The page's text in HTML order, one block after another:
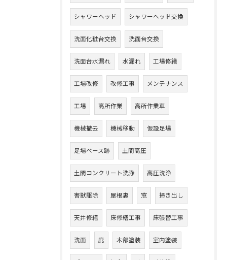
シャワーヘッド シャワーヘッド交換
洗面化粧台交換 洗面台交換
洗面台水漏れ 水漏れ 工場修繕
工場改修 改修工事 メンテナンス
工場 高所作業 高所作業車
機械撤去 機械移動 仮設足場
足場ベース跡 土間高圧
土間コンクリート洗浄 高圧洗浄
害獣駆除 屋根裏 窓 掃き出し
天井修繕 床修繕工事 床張替工事
洗面 庇 木部塗装 室内塗装